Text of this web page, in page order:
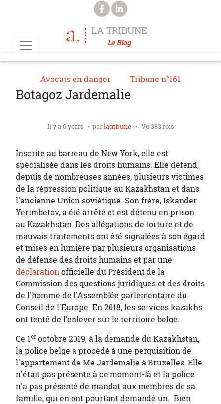
Aller au contenu principal
LA TRIBUNE
Le Blog
Avocats en danger Tribune n°161
Botagoz Jardemalie
Il y a 6 years parlatribune Vu 383 fois
Inscrite au barreau de New York, elle est
spécialisée dans les droits humains. Elle défend,
depuis de nombreuses années, plusieurs victimes
de la répression politique au Kazakhstan et dans
l'ancienne Union soviétique. Son frère, Iskander
Yerimbetov, a été arrêté et est détenu en prison
au Kazakhstan. Des allégations de torture et de
mauvais traitements ont été signalées à son égard
et mises en lumière par plusieurs organisations
de défense des droits humains et par une
déclarationofficielle du Président de la
Commission des questions juridiques et des droits
de l'homme de l'Assemblée parlementaire du
Conseil de l'Europe. En 2018, les services kazakhs
ont tenté de l’enlever sur le territoire belge.
Ce 1er octobre 2019, à la demande du Kazakhstan,
la police belge a procédé à une perquisition de
l'appartement de Me Jardemalie à Bruxelles. Elle
n'était pas présente à ce moment-là et la police
n'a pas présenté de mandat aux membres de sa
famille, qui en ont pourtant demandé un. Bien